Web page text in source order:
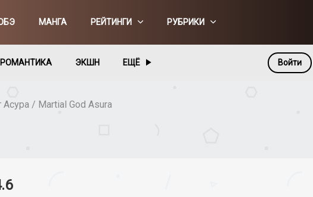
МАНГА РЕЙТИНГИ РУБРИКИ
РОМАНТИКА ЭКШН ЕЩЁ Войти
/ Martial God Asura